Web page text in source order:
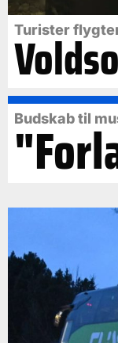
Turister
Budskab til